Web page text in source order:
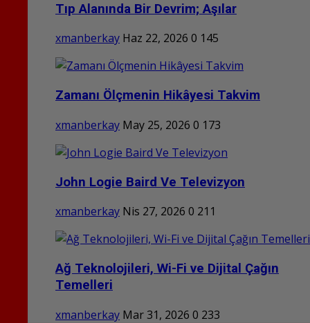
Tıp Alanında Bir Devrim; Aşılar
xmanberkay Haz 22, 2026 0 145
Zamanı Ölçmenin Hikâyesi Takvim
xmanberkay May 25, 2026 0 173
John Logie Baird Ve Televizyon
xmanberkay Nis 27, 2026 0 211
Ağ Teknolojileri, Wi-Fi ve Dijital Çağın
Temelleri
xmanberkay Mar 31, 2026 0 233